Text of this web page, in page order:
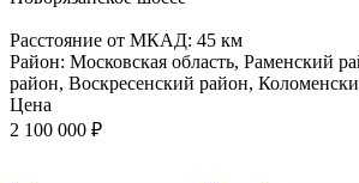
Расстояние от МКАД: 45 км
Район: Московская область, Раменский
район, Воскресенский район,
Цена
2 100 000 ₽